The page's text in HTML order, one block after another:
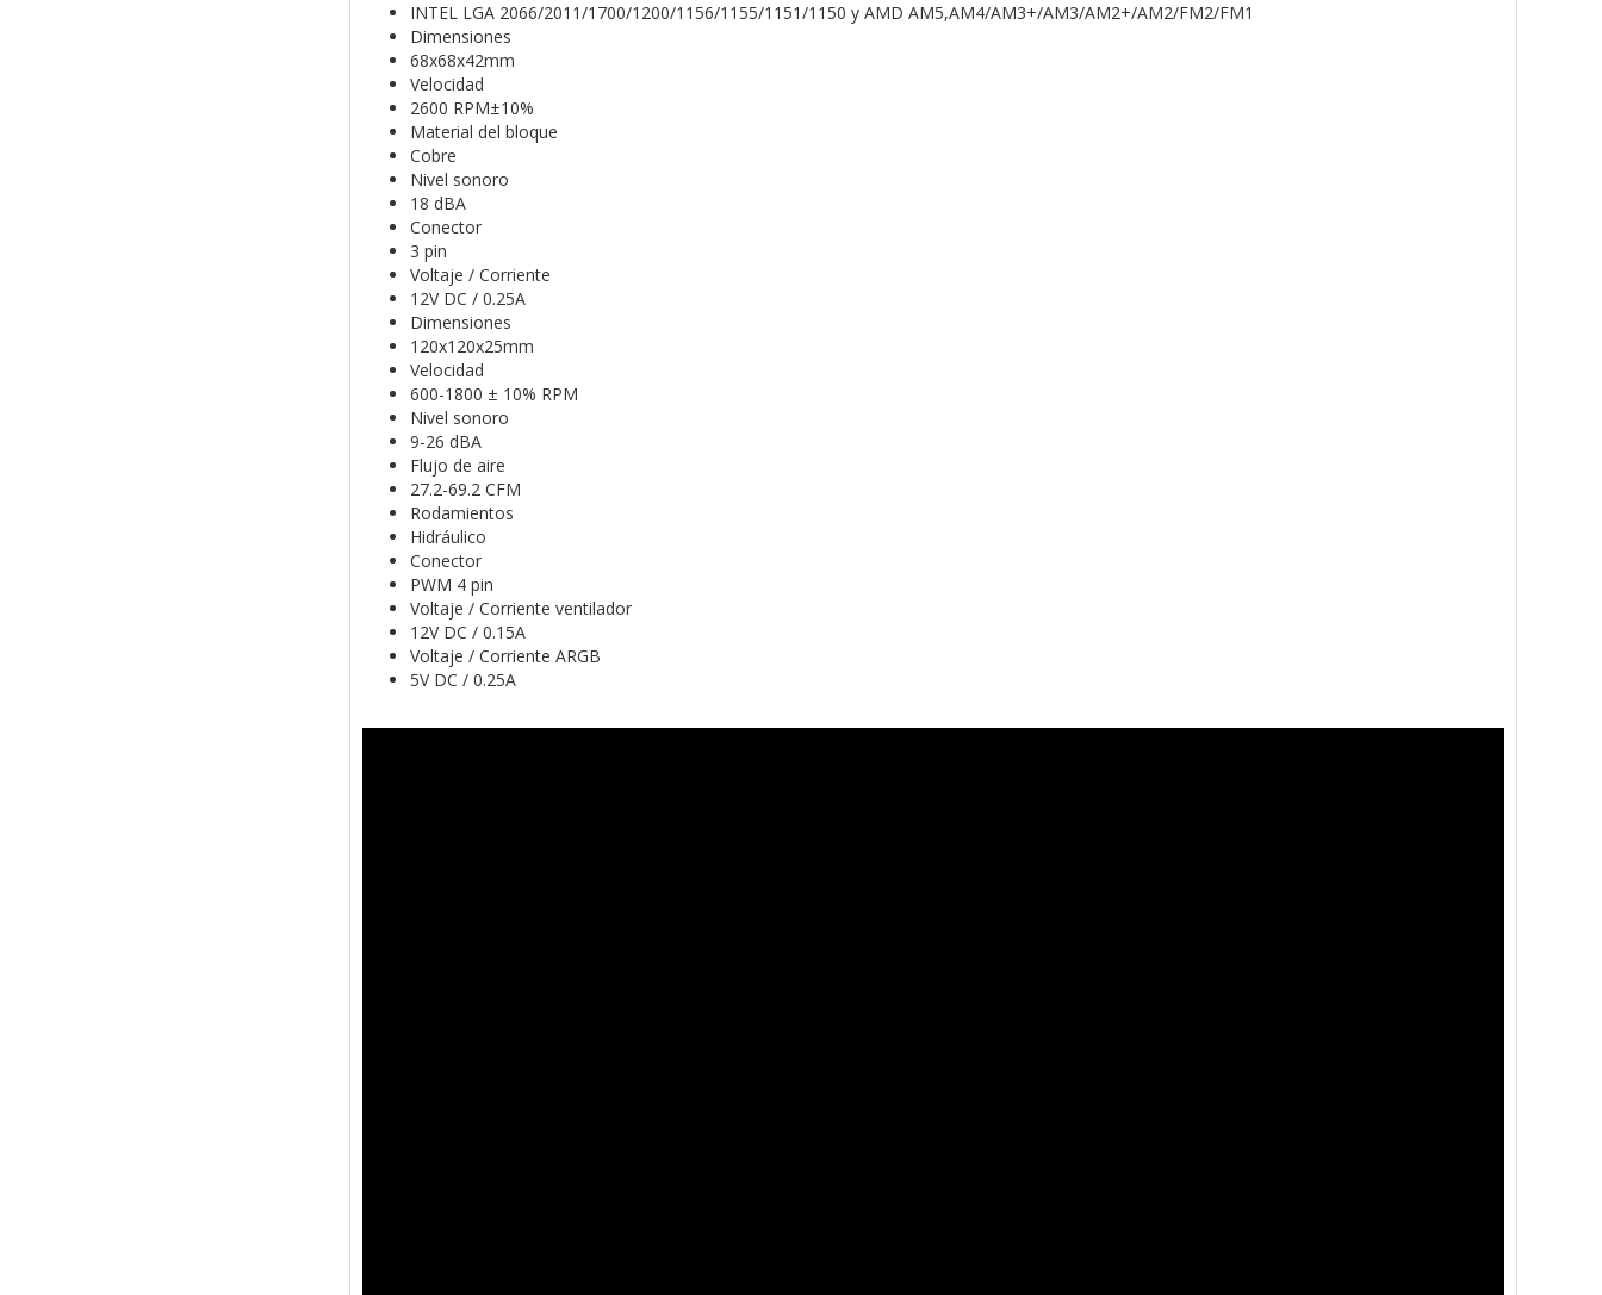
INTEL LGA 2066/2011/1700/1200/1156/1155/1151/1150 y AMD AM5,AM4/AM3+/AM3/AM2+/AM2/FM2/FM1
Dimensiones
68x68x42mm
Velocidad
2600 RPM±10%
Material del bloque
Cobre
Nivel sonoro
18 dBA
Conector
3 pin
Voltaje / Corriente
12V DC / 0.25A
Dimensiones
120x120x25mm
Velocidad
600-1800 ± 10% RPM
Nivel sonoro
9-26 dBA
Flujo de aire
27.2-69.2 CFM
Rodamientos
Hidráulico
Conector
PWM 4 pin
Voltaje / Corriente ventilador
12V DC / 0.15A
Voltaje / Corriente ARGB
5V DC / 0.25A